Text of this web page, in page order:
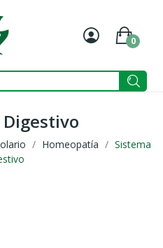
Mi
0
Homeopatía
Sistema